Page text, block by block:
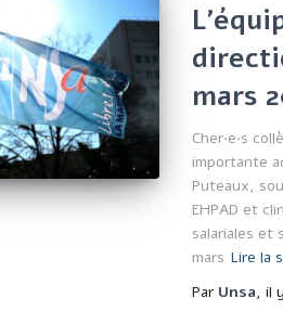
mars
Cher·e·s
importante
Puteaux,
EHPAD et
salariales et
mars Lire la
Par Unsa, il